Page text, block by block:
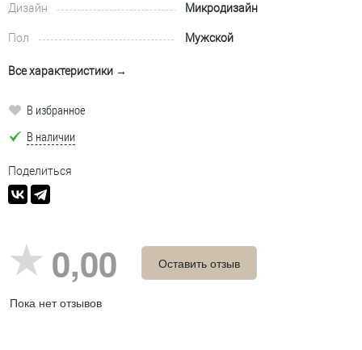
Дизайн Микродизайн
Пол Мужской
Все характеристики →
В избранное
В наличии
Поделиться
0,00
Пока нет отзывов
Оставить отзыв